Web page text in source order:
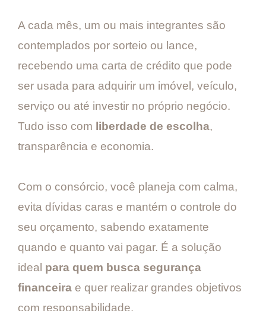
A cada mês, um ou mais integrantes são
contemplados por sorteio ou lance,
recebendo uma carta de crédito que pode
ser usada para adquirir um imóvel, veículo,
serviço ou até investir no próprio negócio.
Tudo isso com liberdade de escolha,
transparência e economia.
Com o consórcio, você planeja com calma,
evita dívidas caras e mantém o controle do
seu orçamento, sabendo exatamente
quando e quanto vai pagar. É a solução
ideal para quem busca segurança
financeira e quer realizar grandes objetivos
com responsabilidade.